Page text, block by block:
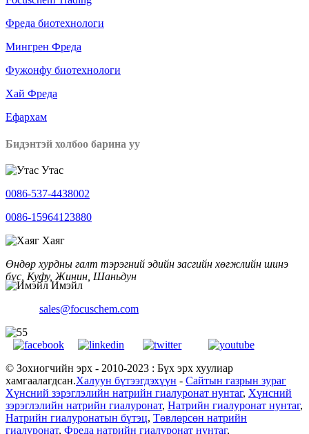
Фреда биотехнологи
Мингрен Фреда
Фужонфу биотехнологи
Хай Фреда
Ефархам
Бидэнтэй холбоо барина уу
Утас
0086-537-4438002
0086-15964123880
Хаяг
Өндөр хурдны галт тэрэгний эдийн засгийн хөгжлийн шинэ
бүс, Куфу, Жинин, Шаньдун
Имэйл
sales@focuschem.com
© Зохиогчийн эрх - 2010-2023 : Бүх эрх хуулиар
хамгаалагдсан.Халуун бүтээгдэхүүн - Сайтын газрын зураг
Хүнсний зэрэглэлийн натрийн гиалуронат нунтаг, Хүнсний
зэрэглэлийн натрийн гиалуронат, Натрийн гиалуронат нунтаг,
Натрийн гиалуронатын бүтэц, Төвлөрсөн натрийн
гиалуронат, Фреда натрийн гиалуронат нунтаг,